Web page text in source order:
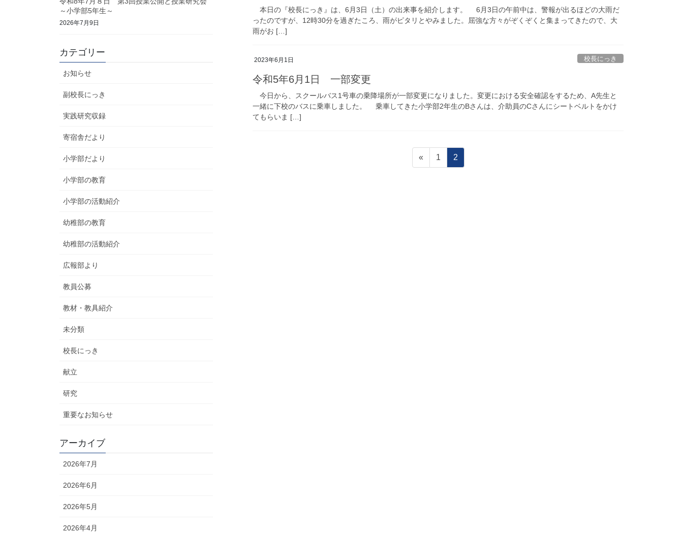
本日の『校長にっき』は、6月3日（土）の出来事を紹介します。 6月3日の午前中は、警報が出るほどの大雨だ
ったのですが、12時30分を過ぎたころ、雨がピタリとやみました。屈強な方々がぞくぞくと集まってきたので、大
雨がお […]
2023年6月1日 校長にっき
令和5年6月1日 一部変更
今日から、スクールバス1号車の乗降場所が一部変更になりました。変更における安全確認をするため、A先生と
一緒に下校のバスに乗車しました。 乗車してきた小学部2年生のBさんは、介助員のCさんにシートベルトをかけ
てもらいま […]
«
固
定
1
固
定
2
～小学部5年生～
2026年7月9日
カテゴリー
お知らせ
副校長にっき
実践研究収録
寄宿舎だより
小学部だより
小学部の教育
小学部の活動紹介
幼稚部の教育
幼稚部の活動紹介
広報部より
教員公募
教材・教具紹介
未分類
校長にっき
献立
研究
重要なお知らせ
アーカイブ
2026年7月
2026年6月
2026年5月
2026年4月